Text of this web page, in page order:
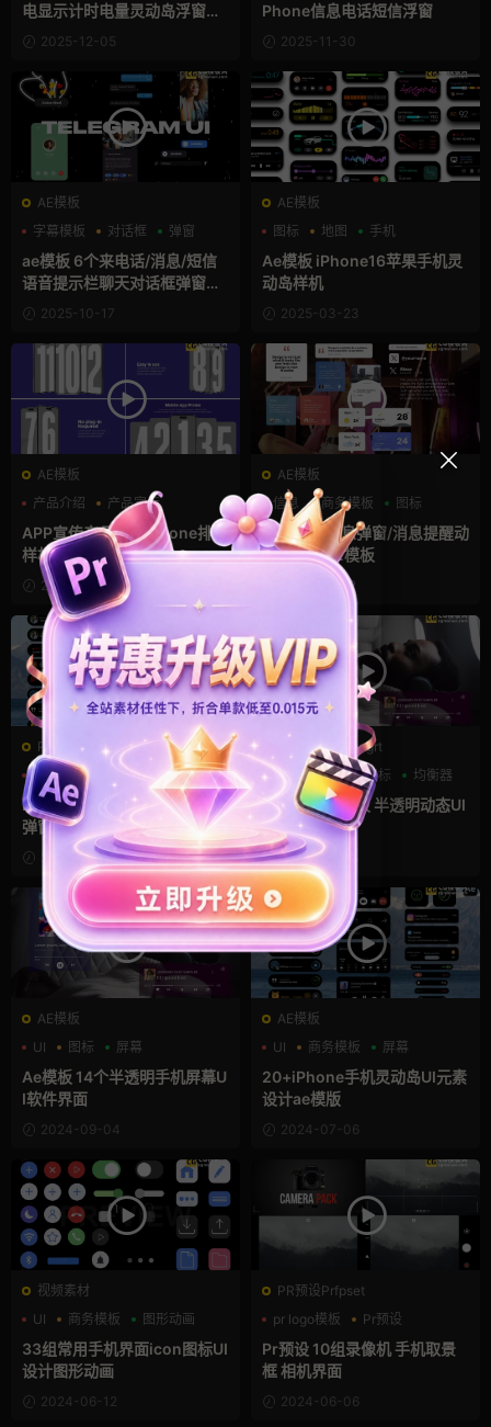
电显示计时电量灵动岛浮窗动
画 2025-12-05
Phone信息电话短信浮窗
2025-11-30
AE模板
字幕模板
对话框 弹窗
ae模板 6个来电话/消息/短信
语音提示栏聊天对话框弹窗动
画 2025-10-17
AE模板
图标
地图 手机
Ae模板 iPhone16苹果手机灵
动岛样机
2025-03-23
AE模板
产品介绍
产品宣传
产品展示
APP宣传产品展示iPhone排版
样机ae模板
2025-01-15
AE模板
信息
商务模板 图标
13个手机信息弹窗/消息提醒动
画小部件AE模板
2024-12-22
PR基本图形mogrt
PR基本图形
PR字幕模板
UI
PR手机灵动岛模板 22组动态
弹窗UI设计素材
2024-12-03
PR基本图形mogrt
PR基本图形
图标 均衡器
pr手机界面模板 半透明动态UI
动画素材
2024-09-24
AE模板
UI
图标 屏幕
Ae模板 14个半透明手机屏幕U
I软件界面
2024-09-04
AE模板
UI
商务模板 屏幕
20+iPhone手机灵动岛UI元素
设计ae模版
2024-07-06
视频素材
UI
商务模板 图形动画
33组常用手机界面icon图标UI
设计图形动画
2024-06-12
PR预设Prfpset
pr logo模板
Pr预设
取景框
Pr预设 10组录像机 手机取景
框 相机界面
2024-06-06